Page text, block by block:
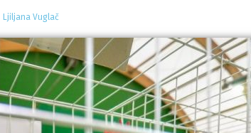
Ljiljana Vuglač